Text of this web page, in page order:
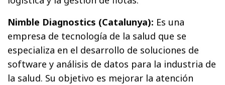
Nimble Diagnostics (Catalunya): Es una
empresa de tecnología de la salud que se
especializa en el desarrollo de soluciones de
software y análisis de datos para la industria de
la salud. Su objetivo es mejorar la atención